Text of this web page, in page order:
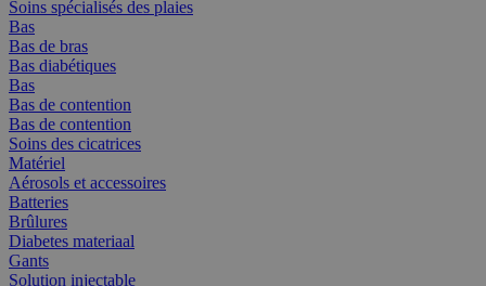
Soins spécialisés des plaies
Bas
Bas de bras
Bas diabétiques
Bas
Bas de contention
Bas de contention
Soins des cicatrices
Matériel
Aérosols et accessoires
Batteries
Brûlures
Diabetes materiaal
Gants
Solution injectable